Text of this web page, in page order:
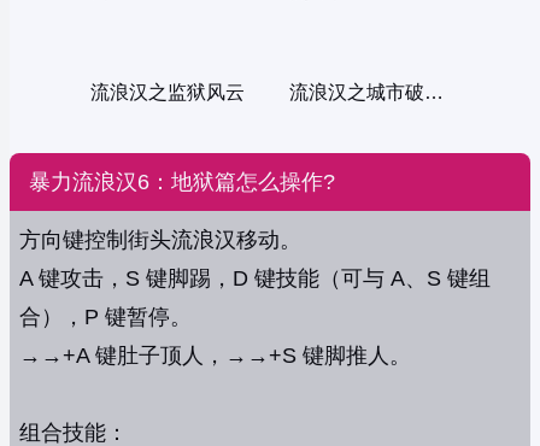
流浪汉之监狱风云 流浪汉之城市破坏狂
暴力流浪汉6：地狱篇怎么操作?
方向键控制街头流浪汉移动。
A 键攻击，S 键脚踢，D 键技能（可与 A、S 键组
合），P 键暂停。
→→+A 键肚子顶人，→→+S 键脚推人。
组合技能：